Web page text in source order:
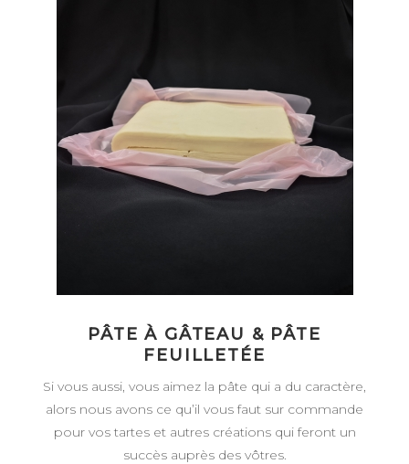
PÂTE À GÂTEAU & PÂTE
FEUILLETÉE
Si vous aussi, vous aimez la pâte qui a du caractère,
alors nous avons ce qu’il vous faut sur commande
pour vos tartes et autres créations qui feront un
succès auprès des vôtres.